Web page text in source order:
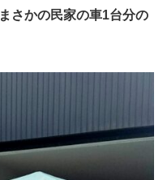
まさかの民家の車1台分の